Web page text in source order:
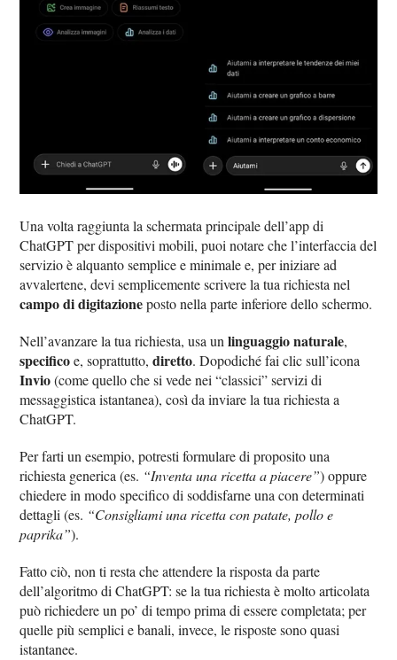
Una volta raggiunta la schermata principale dell’app di
ChatGPT per dispositivi mobili, puoi notare che l’interfaccia del
servizio è alquanto semplice e minimale e, per iniziare ad
avvalertene, devi semplicemente scrivere la tua richiesta nel
campo di digitazioneposto nella parte inferiore dello schermo.
Nell’avanzare la tua richiesta, usa unlinguaggio naturale,
specificoe, soprattutto,diretto. Dopodiché fai clic sull’icona
Invio(come quello che si vede nei “classici” servizi di
messaggistica istantanea), così da inviare la tua richiesta a
ChatGPT.
Per farti un esempio, potresti formulare di proposito una
richiesta generica (es. “Inventa una ricetta a piacere”) oppure
chiedere in modo specifico di soddisfarne una con determinati
dettagli (es. “Consigliami una ricetta con patate, pollo e
paprika”).
Fatto ciò, non ti resta che attendere la risposta da parte
dell’algoritmo di ChatGPT: se la tua richiesta è molto articolata
può richiedere un po’ di tempo prima di essere completata; per
quelle più semplici e banali, invece, le risposte sono quasi
istantanee.